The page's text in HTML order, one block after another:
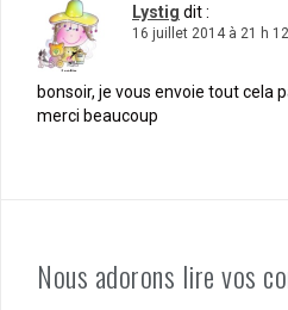
Lystig dit :
16 juillet 2014 à 21 h
bonsoir, je vous envoie tout cela
merci beaucoup
Nous adorons lire vos